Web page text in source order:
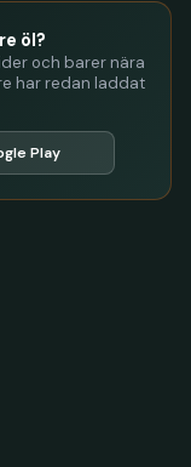
öl?
och barer nära
har redan laddat
Play